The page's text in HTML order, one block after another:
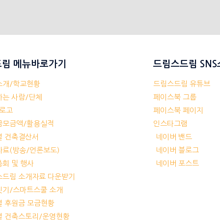
메뉴바로가기
개/학교현황
사람/단체
고
금액/활용실적
건축결산서
료(방송/언론보도)
회 및 행사
림 소개자료 다운받기
/스마트스쿨 소개
후원금 모금현황
건축스토리/운영현황
드림스드림 SNS
드림스드림 유튜브
페이스북 그룹
페이스북 페이지
인스타그램
네이버 밴드
네이버 블로그
네이버 포스트